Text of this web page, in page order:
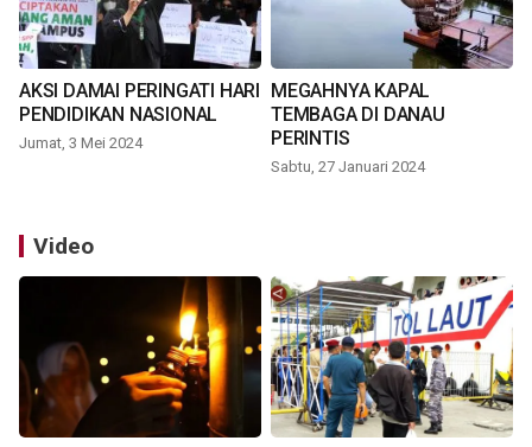
AKSI DAMAI PERINGATI HARI
PENDIDIKAN NASIONAL
Jumat, 3 Mei 2024
MEGAHNYA KAPAL
TEMBAGA DI DANAU
PERINTIS
Sabtu, 27 Januari 2024
Video